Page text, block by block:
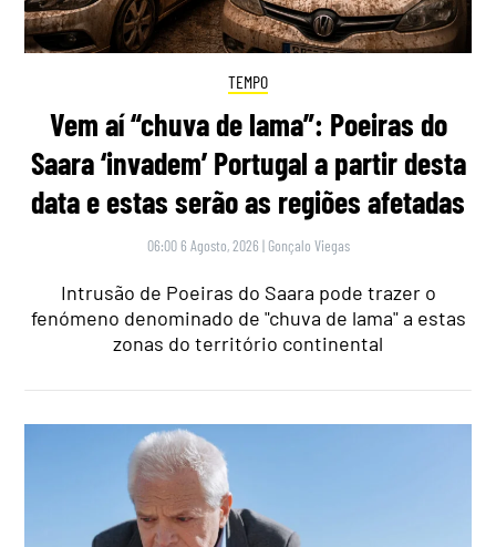
TEMPO
Vem aí “chuva de lama”: Poeiras do
Saara ‘invadem’ Portugal a partir desta
data e estas serão as regiões afetadas
06:00 6 Agosto, 2026 | Gonçalo Viegas
Intrusão de Poeiras do Saara pode trazer o
fenómeno denominado de "chuva de lama" a estas
zonas do território continental